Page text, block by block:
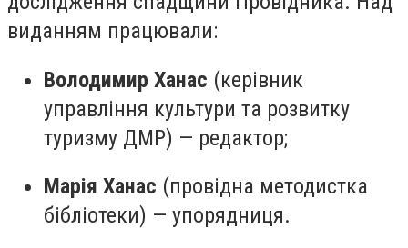
виданням працювали:
Володимир Ханас (керівник
управління культури та розвитку
туризму ДМР) — редактор;
Марія Ханас (провідна методистка
бібліотеки) — упорядниця.